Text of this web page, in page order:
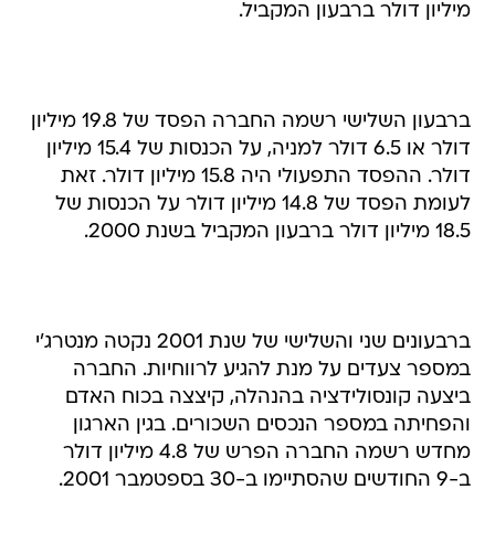
מיליון דולר ברבעון המקביל.
ברבעון השלישי רשמה החברה הפסד של 19.8 מיליון
דולר או 6.5 דולר למניה, על הכנסות של 15.4 מיליון
דולר. ההפסד התפעולי היה 15.8 מיליון דולר. זאת
לעומת הפסד של 14.8 מיליון דולר על הכנסות של
18.5 מיליון דולר ברבעון המקביל בשנת 2000.
ברבעונים שני והשלישי של שנת 2001 נקטה מנטרג'י
במספר צעדים על מנת להגיע לרווחיות. החברה
ביצעה קונסולידציה בהנהלה, קיצצה בכוח האדם
והפחיתה במספר הנכסים השכורים. בגין הארגון
מחדש רשמה החברה הפרש של 4.8 מיליון דולר
ב-9 החודשים שהסתיימו ב-30 בספטמבר 2001.